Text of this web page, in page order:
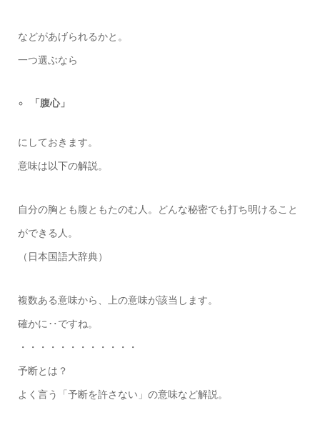
などがあげられるかと。
一つ選ぶなら
「腹心」
にしておきます。
意味は以下の解説。
自分の胸とも腹ともたのむ人。どんな秘密でも打ち明けること
ができる人。
（日本国語大辞典）
複数ある意味から、上の意味が該当します。
確かに‥ですね。
・・・・・・・・・・・・
予断とは？
よく言う「予断を許さない」の意味など解説。